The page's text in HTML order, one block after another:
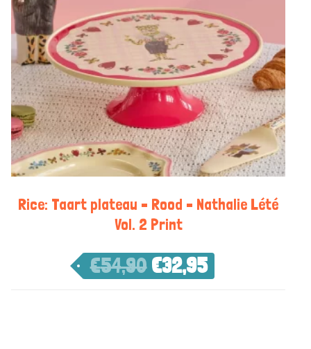
Rice: Taart plateau – Rood – Nathalie Lété
Vol. 2 Print
€54,90 €32,95